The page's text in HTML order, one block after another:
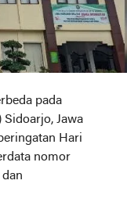
pada
Jawa
Hari
nomor